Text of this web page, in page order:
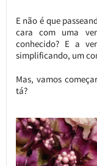
E não é que
cara com uma
conhecido? E a
simplificando, um
Mas, vamos
tá?